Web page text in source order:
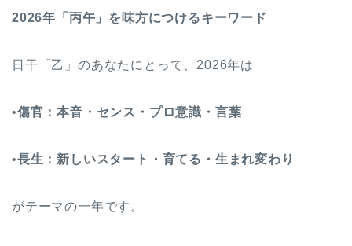
2026年「丙午」を味方につけるキーワード
日干「乙」のあなたにとって、2026年は
•傷官：本音・センス・プロ意識・言葉
•長生：新しいスタート・育てる・生まれ変わり
がテーマの一年です。